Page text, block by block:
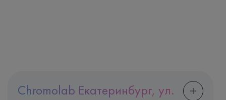
Chromolab Екатеринбург, ул.